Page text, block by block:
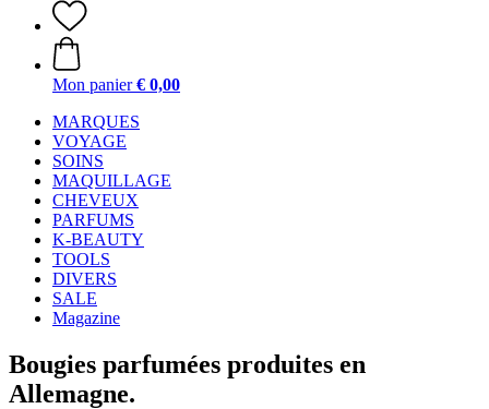
Mon panier € 0,00
MARQUES
VOYAGE
SOINS
MAQUILLAGE
CHEVEUX
PARFUMS
K-BEAUTY
TOOLS
DIVERS
SALE
Magazine
Bougies parfumées produites en
Allemagne.